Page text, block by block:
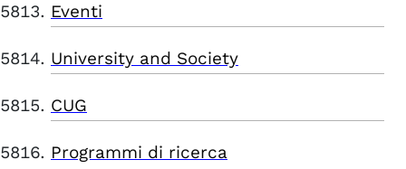
Eventi
University and Society
CUG
Programmi di ricerca